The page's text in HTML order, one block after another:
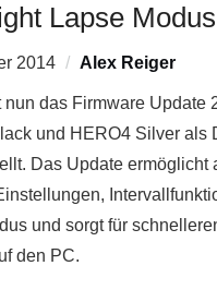
Lapse Modus
2014 Alex Reiger
nun das Firmware Update
und HERO4 Silver als
Das Update ermöglicht
und sorgt für
den PC.